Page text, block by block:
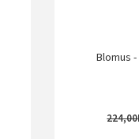
Blomus
224,00